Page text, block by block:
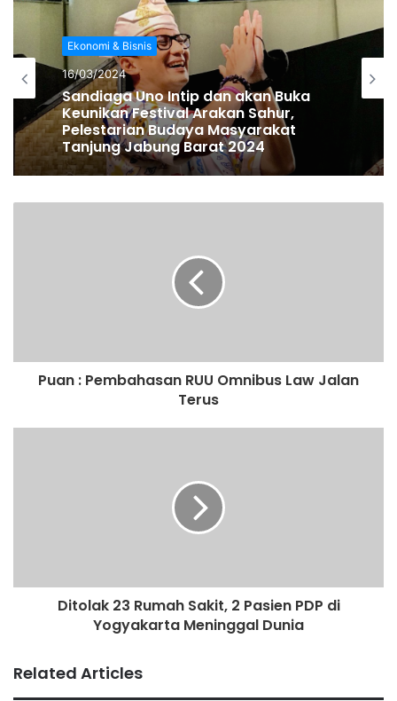
Sebelumnya, Jokowi sudah menetapkan status
Pembatasan Sosial Skala Besar (PSSB) dan status
Kedaruratan Kesehatan Masyarakat (KKM). (***)
Muhamad Usman
Ekonomi & Bisnis
16/03/2024
Sandiaga Uno Intip dan akan Buka
Keunikan Festival Arakan Sahur,
Pelestarian Budaya Masyarakat
Tanjung Jabung Barat 2024
Puan : Pembahasan RUU Omnibus Law Jalan
Terus
Ditolak 23 Rumah Sakit, 2 Pasien PDP di
Yogyakarta Meninggal Dunia
Related Articles